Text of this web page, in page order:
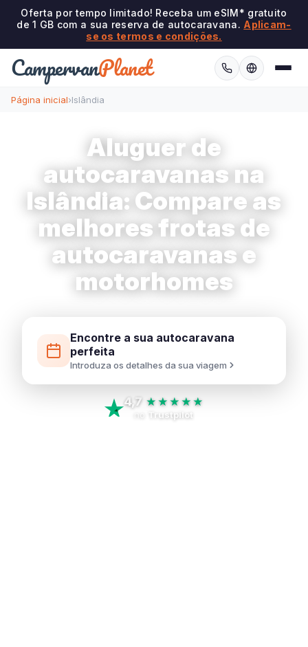
Oferta por tempo limitado! Receba um eSIM* gratuito
de 1 GB com a sua reserva de autocaravana. Aplicam-
se os termos e condições.
CampervanPlanet
Página inicial›Islândia
Aluguer de
autocaravanas na
Islândia: Compare as
melhores frotas de
autocaravanas e
motorhomes
Encontre a sua autocaravana
perfeita
Introduza os detalhes da sua viagem
4,7 ★★★★★
Trustpilot